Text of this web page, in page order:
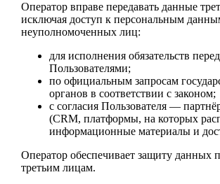
Оператор вправе передавать данные
исключая доступ к персональным
неуполномоченных лиц:
для исполнения обязательств перед
Пользователями;
по официальным запросам
органов в соответствии с законом;
с согласия Пользователя —
(CRM, платформы, на которых
информационные материалы и
Оператор обеспечивает защиту данных
третьим лицам.